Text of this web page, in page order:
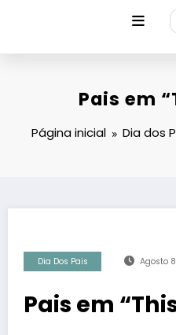
Pais em
Página inicial Dia dos
Dia Dos Pais Agosto
Pais em